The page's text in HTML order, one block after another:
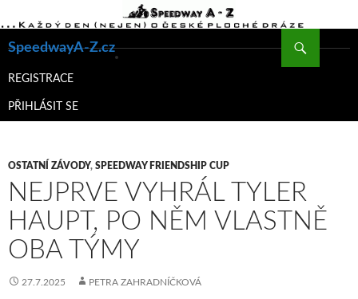
SpeedwayA-Z.cz
K
WEBU
REGISTRACE
PŘIHLÁSIT SE
OSTATNÍ ZÁVODY, SPEEDWAY FRIENDSHIP CUP
NEJPRVE VYHRÁL TYLER
HAUPT, PO NĚM VLASTNĚ
OBA TÝMY
27.7.2025 PETRA ZAHRADNÍČKOVÁ